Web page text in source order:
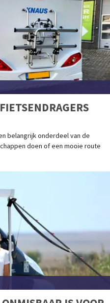
belangrijk onderdeel van de
doen of een mooie route